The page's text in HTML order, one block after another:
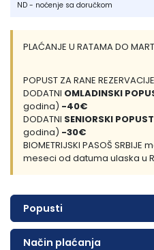
ND - noćenje sa doručkom
PLAĆANJE U RATAMA DO
POPUST ZA RANE
DODATNI OMLADINSKI
godina) -40€
DODATNI SENIORSKI POPUST
godina) -30€
BIOMETRIJSKI PASOŠ
meseci od datuma ulaska u
Popusti
Način plaćanja